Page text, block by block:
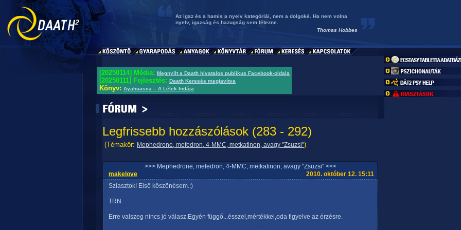
Az igaz és a hamis a nyelv kategóriái, nem a dolgoké. Ha nem volna
nyelv, igazság és hazugság sem létezne.
Thomas Hobbes
[20250114] Média: Megnyílt a Daath hivatalos publikus Facebook-oldala
[20250111] Fejlesztés: Daath Keresés megjavítva
Könyv: Ayahuasca – A Lélek Indája
Legfrissebb hozzászólások (283 - 292)
(Témakör: Mephedrone, mefedron, 4-MMC, metkatinon, avagy "Zsuzsi")
>>> Mephedrone, mefedron, 4-MMC, metkatinon, avagy "Zsuzsi" <<<
makelove
2010. október 12. 15:11
Sziasztok! Első köszönésem.:)
TRN
Erre valszeg nincs jó válasz.Egyén függő...ésszel,mértékkel,oda figyelve az érzésre.